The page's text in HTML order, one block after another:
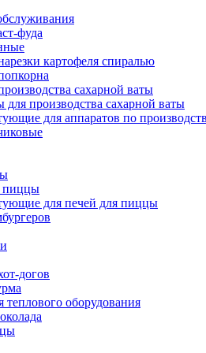
фуда
картофеля спиралью
сахарной ваты
для производства сахарной ваты
для аппаратов по
пиццы
для печей для пиццы
догов
теплового оборудования